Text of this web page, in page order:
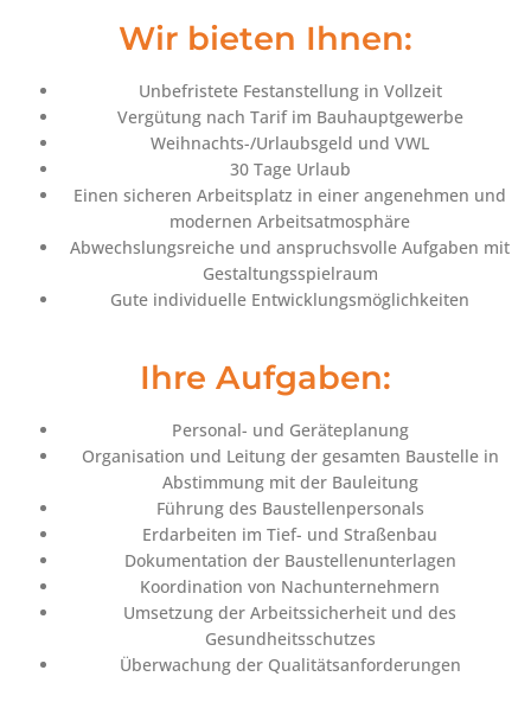
Wir bieten Ihnen:
Unbefristete Festanstellung in Vollzeit
Vergütung nach Tarif im Bauhauptgewerbe
Weihnachts-/Urlaubsgeld und VWL
30 Tage Urlaub
Einen sicheren Arbeitsplatz in einer angenehmen und
modernen Arbeitsatmosphäre
Abwechslungsreiche und anspruchsvolle Aufgaben mit
Gestaltungsspielraum
Gute individuelle Entwicklungsmöglichkeiten
Ihre Aufgaben:
Personal- und Geräteplanung
Organisation und Leitung der gesamten Baustelle in
Abstimmung mit der Bauleitung
Führung des Baustellenpersonals
Erdarbeiten im Tief- und Straßenbau
Dokumentation der Baustellenunterlagen
Koordination von Nachunternehmern
Umsetzung der Arbeitssicherheit und des
Gesundheitsschutzes
Überwachung der Qualitätsanforderungen